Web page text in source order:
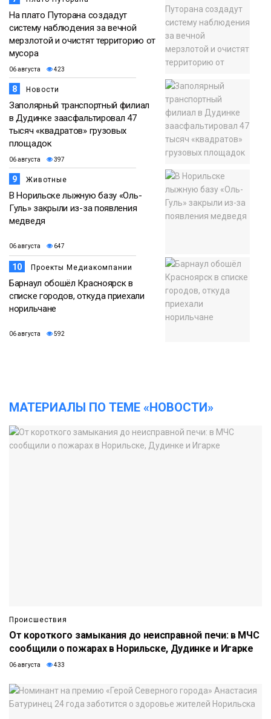
На плато Путорана создадут
систему наблюдения за вечной
мерзлотой и очистят территорию от
мусора
06 августа 423
8 Новости
Заполярный транспортный филиал
в Дудинке заасфальтировал 47
тысяч «квадратов» грузовых
площадок
06 августа 397
9 Животные
В Норильске лыжную базу «Оль-
Гуль» закрыли из-за появления
медведя
06 августа 647
10 Проекты Медиакомпании
Барнаул обошёл Красноярск в
списке городов, откуда приехали
норильчане
06 августа 592
МАТЕРИАЛЫ ПО ТЕМЕ «НОВОСТИ»
Происшествия
От короткого замыкания до неисправной печи: в МЧС
сообщили о пожарах в Норильске, Дудинке и Игарке
06 августа 433